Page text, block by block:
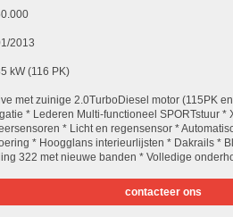
2013
kW (116 PK)
met zuinige 2.0TurboDiesel motor (115PK
* Lederen Multi-functioneel SPORTstuur
* Licht en regensensor *
* Hoogglans interieurlijsten * Dakrails *
322 met nieuwe banden * Volledige
contacteer ons